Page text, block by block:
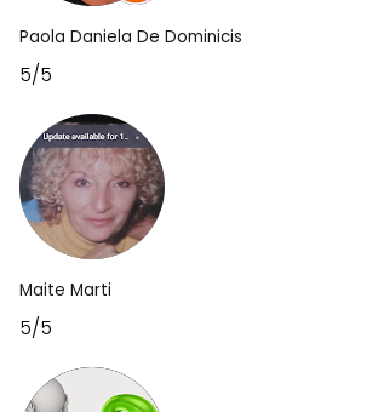
Paola Daniela De Dominicis
5/5
Maite Marti
5/5